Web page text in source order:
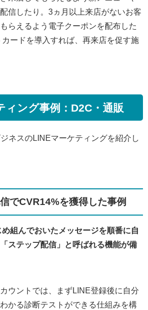
信したり。3ヵ月以上来店がないお客
らえるよう電子クーポンを配布した
ードを導入すれば、再来店を促す施
ィング事例：D2C・通販
ネスのLINEマーケティングを紹介し
でCVR14%を獲得した事例
め組んでおいたメッセージを順番に自
ステップ配信」と呼ばれる機能が備
ウントでは、まずLINE登録後に自分
かる診断テストができる仕組みを構